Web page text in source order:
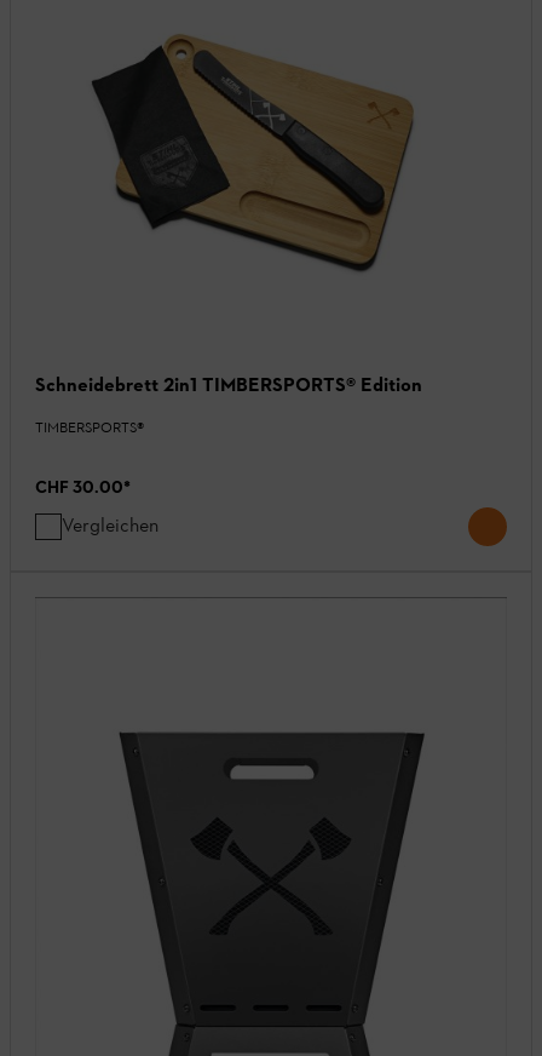
Schneidebrett 2in1 TIMBERSPORTS® Edition
TIMBERSPORTS®
CHF 30.00*
Vergleichen